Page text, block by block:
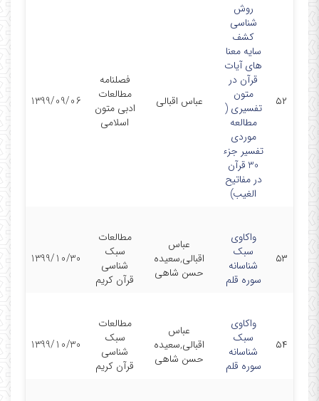
۵۲
روش
شناسی
کشف
سایه معنا
های آیات
قرآن در
متون
تفسیری (
مطالعه
موردی
تفسیر جزء
30 قرآن
در مفاتیح
الغیب)
عباس اقبالی
فصلنامه
مطالعات
ادبی متون
اسلامی
1399/09/06
۵۳
واکاوی
سبک
شناسانه
سوره قلم
عباس
اقبالی,سعیده
حسن شاهی
مطالعات
سبک
شناسی
قرآن کریم
1399/10/30
۵۴
واکاوی
سبک
شناسانه
سوره قلم
عباس
اقبالی,سعیده
حسن شاهی
مطالعات
سبک
شناسی
قرآن کریم
1399/10/30